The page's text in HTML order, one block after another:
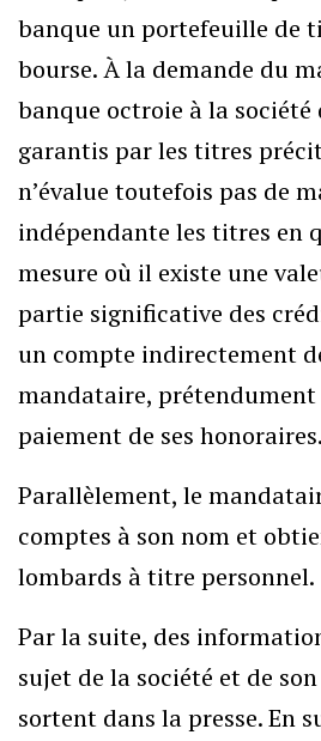
banque un portefeuille de
bourse. À la demande du
banque octroie à la société
garantis par les titres
n’évalue toutefois pas de
indépendante les titres en
mesure où il existe une
partie significative des
un compte indirectement
mandataire,
paiement de ses honoraires.
Parallèlement, le
comptes à son nom et
lombards à titre personnel.
Par la suite, des
sujet de la société et de
sortent dans la presse. En